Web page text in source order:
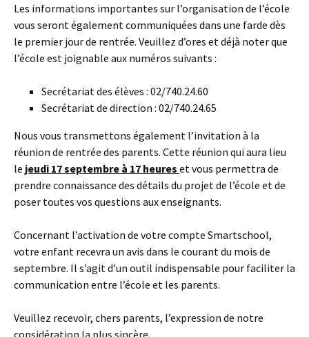
Les informations importantes sur l’organisation de l’école
vous seront également communiquées dans une farde dès
le premier jour de rentrée. Veuillez d’ores et déjà noter que
l’école est joignable aux numéros suivants :
Secrétariat des élèves : 02/740.24.60
Secrétariat de direction : 02/740.24.65
Nous vous transmettons également l’invitation à la
réunion de rentrée des parents. Cette réunion qui aura lieu
le jeudi 17 septembre à 17 heures et vous permettra de
prendre connaissance des détails du projet de l’école et de
poser toutes vos questions aux enseignants.
Concernant l’activation de votre compte Smartschool,
votre enfant recevra un avis dans le courant du mois de
septembre. Il s’agit d’un outil indispensable pour faciliter la
communication entre l’école et les parents.
Veuillez recevoir, chers parents, l’expression de notre
considération la plus sincère.